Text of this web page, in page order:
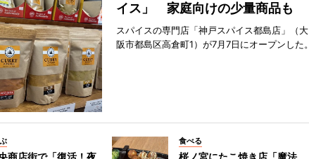
イス」 家庭向けの少量商品も
スパイスの専門店「神戸スパイス都島店」（大
阪市都島区高倉町1）が7月7日にオープンした。
商店街で「復活！夜
食べる
桜ノ宮にたこ焼き店「魔法